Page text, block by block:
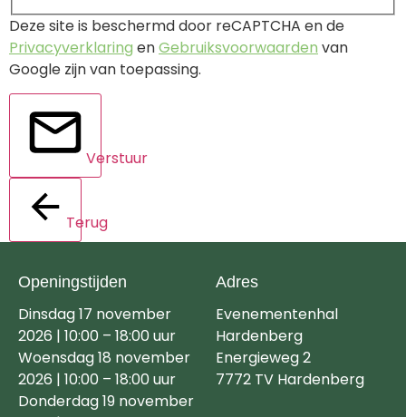
Deze site is beschermd door reCAPTCHA en de
Privacyverklaring enGebruiksvoorwaarden van
Google zijn van toepassing.
Verstuur
Terug
Openingstijden
Dinsdag 17 november
2026 | 10:00 – 18:00 uur
Woensdag 18 november
2026 | 10:00 – 18:00 uur
Donderdag 19 november
Adres
Evenementenhal
Hardenberg
Energieweg 2
7772 TV Hardenberg